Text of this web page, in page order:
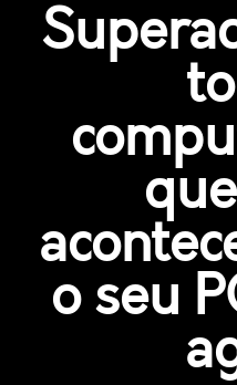
o seu